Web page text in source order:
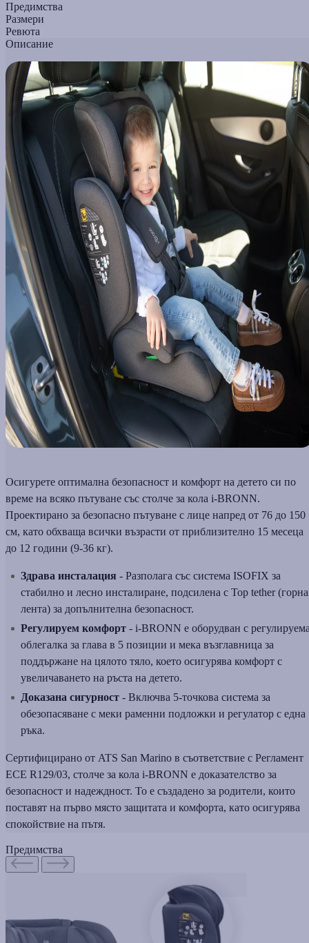
Предимства
Размери
Ревюта
Описание
Осигурете оптимална безопасност и комфорт на детето си по
време на всяко пътуване със столче за кола i-BRONN.
Проектирано за безопасно пътуване с лице напред от 76 до 150
см, като обхваща всички възрасти от приблизително 15 месеца
до 12 години (9-36 кг).
Здрава инсталация - Разполага със система ISOFIX за
стабилно и лесно инсталиране, подсилена с Top tether (горна
лента) за допълнителна безопасност.
Регулируем комфорт - i-BRONN е оборудван с
облегалка за глава в 5 позиции и мека възглавница за
поддържане на цялото тяло, което осигурява комфорт с
увеличаването на ръста на детето.
Доказана сигурност - Включва 5-точкова система за
обезопасяване с меки раменни подложки и регулатор с една
ръка.
Сертифицирано от ATS San Marino в съответствие с Регламент
ECE R129/03, столче за кола i-BRONN е доказателство за
безопасност и надеждност. То е създадено за родители, които
поставят на първо място защитата и комфорта, като осигурява
спокойствие на пътя.
Предимства